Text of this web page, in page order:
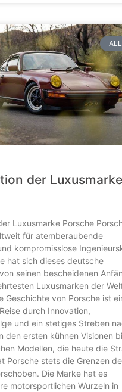
der Luxusmarke
Luxusmarke Porsche
für atemberaubende
kompromisslose
hat sich dieses deutsche
seinen bescheidenen
Luxusmarken der
Geschichte von Porsche ist
durch Innovation,
und ein stetiges Streben
den ersten kühnen Visionen
Modellen, die heute die
Porsche stets die Grenzen
Die Marke hat es
motorsportlichen Wurzeln in